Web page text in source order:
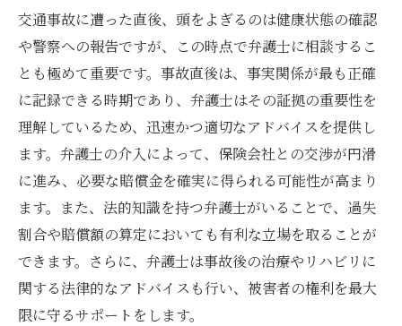
交通事故の後遺障害に対する弁護士の専門サポ
ート
後遺障害認定のために弁護士ができること
医療機関との連携と弁護士の重要性
後遺障害等級の適正評価を得るための方策
弁護士が後遺障害を巡るトラブルを解決す
る方法
適切な賠償請求を目指す弁護士の戦略
後遺障害対策に強い弁護士の選び方
賢い保険金請求のために知っておくべき弁護士
の役割
交通事故に遭った直後、頭をよぎるのは健康状態の確認
や警察への報告ですが、この時点で弁護士に相談するこ
とも極めて重要です。事故直後は、事実関係が最も正確
に記録できる時期であり、弁護士はその証拠の重要性を
理解しているため、迅速かつ適切なアドバイスを提供し
ます。弁護士の介入によって、保険会社との交渉が円滑
に進み、必要な賠償金を確実に得られる可能性が高まり
ます。また、法的知識を持つ弁護士がいることで、過失
割合や賠償額の算定においても有利な立場を取ることが
できます。さらに、弁護士は事故後の治療やリハビリに
関する法律的なアドバイスも行い、被害者の権利を最大
限に守るサポートをします。